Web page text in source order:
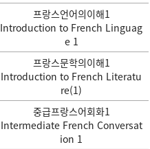
프랑스언어의이해1
Introduction to French Linguag
e 1
프랑스문학의이해1
Introduction to French Literatu
re(1)
중급프랑스어회화1
Intermediate French Conversat
ion 1